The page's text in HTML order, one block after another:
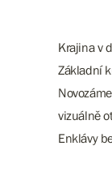
Krajina v
Základní
vizuálně
Enklávy